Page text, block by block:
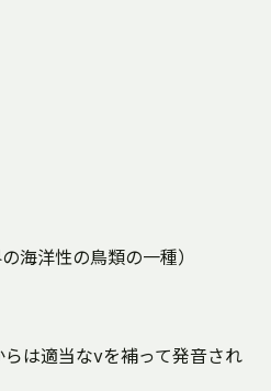
海洋性の鳥類の一種）
は適当なvを補って発音され